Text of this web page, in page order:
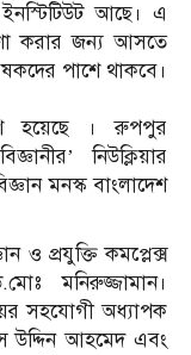
আছে। এ
করার জন্য আসতে
পাশে থাকবে।
হয়েছে । রুপপুর
নিউক্লিয়ার
মনস্ক বাংলাদেশ
ও প্রযুক্তি কমপ্লেক্স
মনিরুজ্জামান।
সহযোগী অধ্যাপক
উদ্দিন আহমেদ এবং